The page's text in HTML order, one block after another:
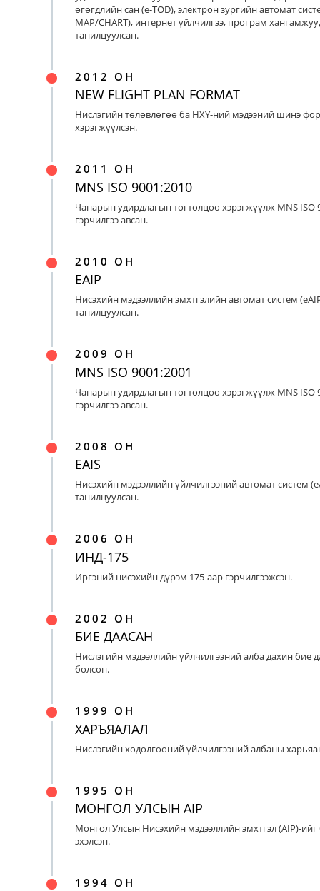
өгөгдлийн сан (e-TOD), электрон зургийн автомат
MAP/CHART), интернет үйлчилгээ, програм
танилцуулсан.
2012 ОН
NEW FLIGHT PLAN FORMAT
Нислэгийн төлөвлөгөө ба НХҮ-ний мэдээний шинэ
хэрэгжүүлсэн.
2011 ОН
MNS ISO 9001:2010
Чанарын удирдлагын тогтолцоо хэрэгжүүлж MNS ISO
гэрчилгээ авсан.
2010 ОН
EAIP
Нисэхийн мэдээллийн эмхтгэлийн автомат систем
танилцуулсан.
2009 ОН
MNS ISO 9001:2001
Чанарын удирдлагын тогтолцоо хэрэгжүүлж MNS ISO
гэрчилгээ авсан.
2008 ОН
EAIS
Нисэхийн мэдээллийн үйлчилгээний автомат систем
танилцуулсан.
2006 ОН
ИНД-175
Иргэний нисэхийн дүрэм 175-аар гэрчилгээжсэн.
2002 ОН
БИЕ ДААСАН
Нислэгийн мэдээллийн үйлчилгээний алба дахин бие
болсон.
1999 ОН
ХАРЪЯАЛАЛ
Нислэгийн хөдөлгөөний үйлчилгээний албаны
1995 ОН
МОНГОЛ УЛСЫН AIP
Монгол Улсын Нисэхийн мэдээллийн эмхтгэл (AIP)-
эхэлсэн.
1994 ОН